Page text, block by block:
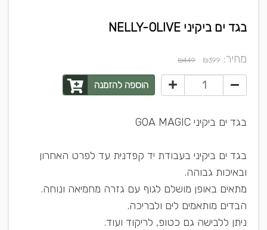
בגד ים ביקיני NELLY-OLIVE
מחיר: ₪399
₪449
הוספה להזמנה
בגד ים ביקיני GOA MAGIC
בגד ים ביקיני בעבודת יד קפדנית עד לפרט האחרון
ובאיכות גבוהה.
מתאים באופן מושלם לגוף עם גזרה מחמיאה ונוחה.
הבדים מותאמים לים ולבריכה.
ניתן ללבישה גם כטופ, לריקוד ועוד.